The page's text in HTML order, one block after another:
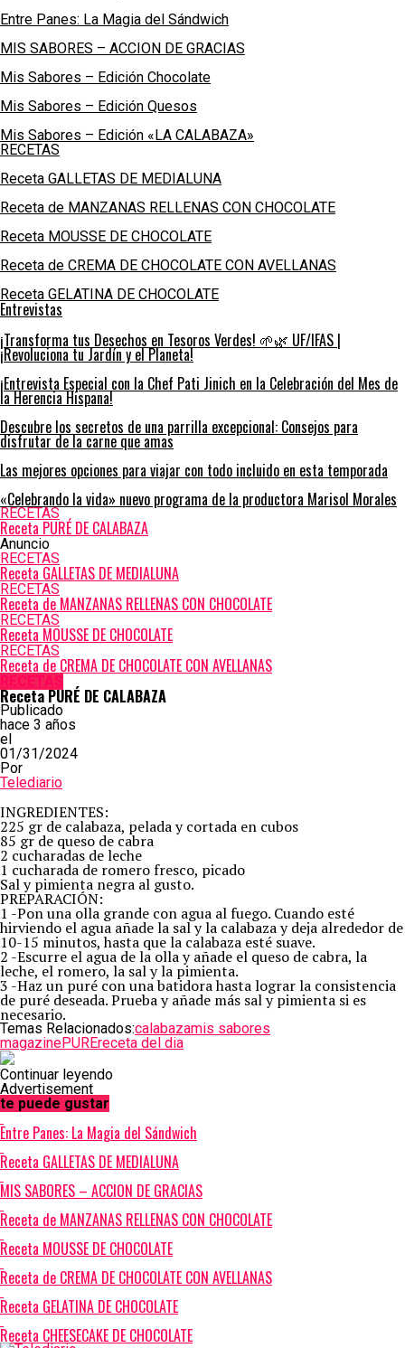
Entre Panes: La Magia del Sándwich
MIS SABORES – ACCION DE GRACIAS
Mis Sabores – Edición Chocolate
Mis Sabores – Edición Quesos
Mis Sabores – Edición «LA CALABAZA»
RECETAS
Receta GALLETAS DE MEDIALUNA
Receta de MANZANAS RELLENAS CON CHOCOLATE
Receta MOUSSE DE CHOCOLATE
Receta de CREMA DE CHOCOLATE CON AVELLANAS
Receta GELATINA DE CHOCOLATE
Entrevistas
¡Transforma tus Desechos en Tesoros Verdes! 🌱🌿 UF/IFAS |
¡Revoluciona tu Jardín y el Planeta!
¡Entrevista Especial con la Chef Pati Jinich en la Celebración del Mes de
la Herencia Hispana!
Descubre los secretos de una parrilla excepcional: Consejos para
disfrutar de la carne que amas
Las mejores opciones para viajar con todo incluido en esta temporada
«Celebrando la vida» nuevo programa de la productora Marisol Morales
RECETAS
Receta PURÉ DE CALABAZA
Anuncio
RECETAS
Receta GALLETAS DE MEDIALUNA
RECETAS
Receta de MANZANAS RELLENAS CON CHOCOLATE
RECETAS
Receta MOUSSE DE CHOCOLATE
RECETAS
Receta de CREMA DE CHOCOLATE CON AVELLANAS
RECETAS
Receta PURÉ DE CALABAZA
Publicado
hace 3 años
el
01/31/2024
Por
Telediario
INGREDIENTES:
225 gr de calabaza, pelada y cortada en cubos
85 gr de queso de cabra
2 cucharadas de leche
1 cucharada de romero fresco, picado
Sal y pimienta negra al gusto.
PREPARACIÓN:
1 -Pon una olla grande con agua al fuego. Cuando esté
hirviendo el agua añade la sal y la calabaza y deja alrededor de
10-15 minutos, hasta que la calabaza esté suave.
2 -Escurre el agua de la olla y añade el queso de cabra, la
leche, el romero, la sal y la pimienta.
3 -Haz un puré con una batidora hasta lograr la consistencia
de puré deseada. Prueba y añade más sal y pimienta si es
necesario.
Temas Relacionados:calabazamis sabores
magazinePUREreceta del dia
Continuar leyendo
Advertisement
te puede gustar
Entre Panes: La Magia del Sándwich
Receta GALLETAS DE MEDIALUNA
MIS SABORES – ACCION DE GRACIAS
Receta de MANZANAS RELLENAS CON CHOCOLATE
Receta MOUSSE DE CHOCOLATE
Receta de CREMA DE CHOCOLATE CON AVELLANAS
Receta GELATINA DE CHOCOLATE
Receta CHEESECAKE DE CHOCOLATE